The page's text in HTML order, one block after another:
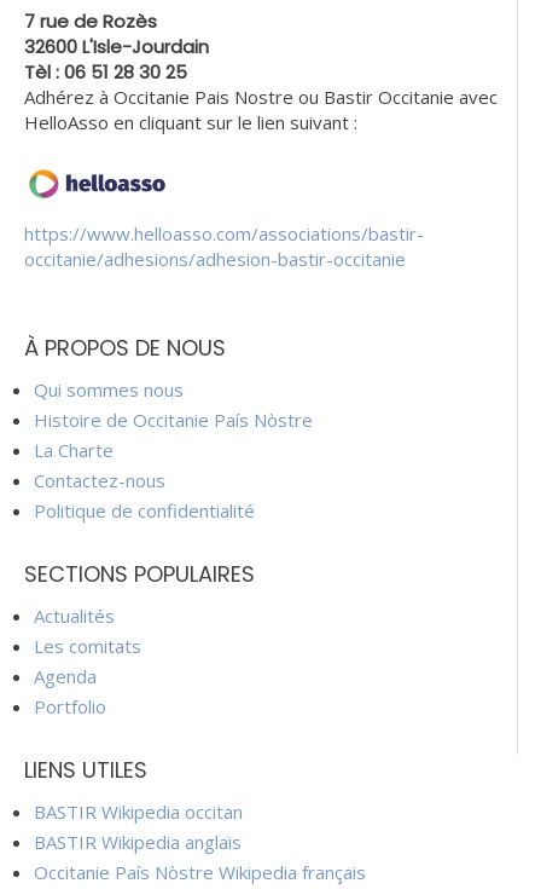
7 rue de Rozès
32600 L'Isle-Jourdain
Tèl : 06 51 28 30 25
Adhérez à Occitanie Pais Nostre ou Bastir Occitanie avec
HelloAsso en cliquant sur le lien suivant :
https://www.helloasso.com/associations/bastir-
occitanie/adhesions/adhesion-bastir-occitanie
À PROPOS DE NOUS
Qui sommes nous
Histoire de Occitanie País Nòstre
La Charte
Contactez-nous
Politique de confidentialité
SECTIONS POPULAIRES
Actualités
Les comitats
Agenda
Portfolio
LIENS UTILES
BASTIR Wikipedia occitan
BASTIR Wikipedia anglais
Occitanie País Nòstre Wikipedia français